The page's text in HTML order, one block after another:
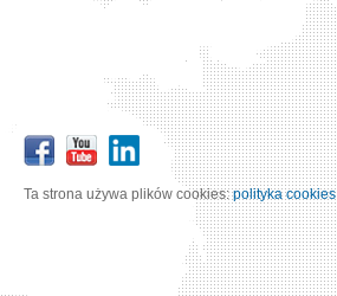
Ta strona używa plików cookies:polityka cookies